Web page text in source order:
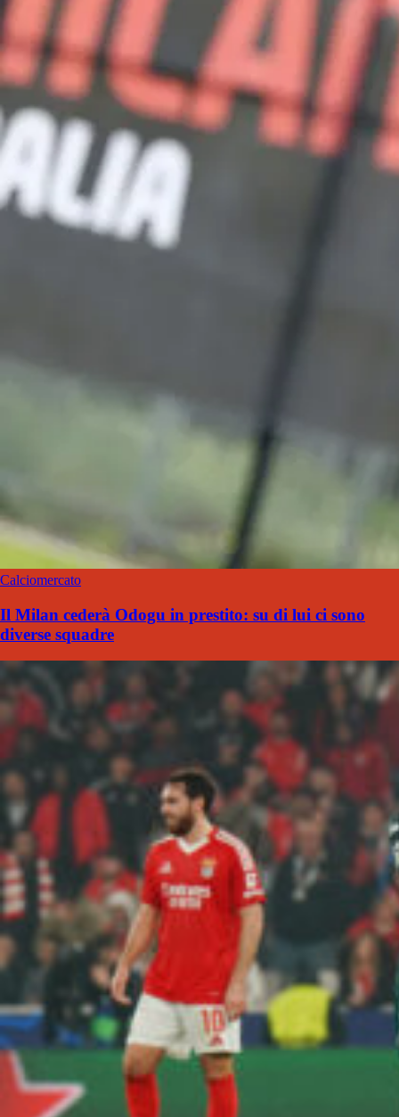
Calciomercato
Il Milan cederà Odogu in prestito: su di lui ci sono
diverse squadre